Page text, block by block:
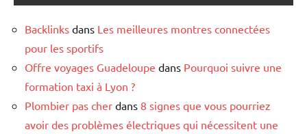
Backlinks dans Les meilleures montres connectées
pour les sportifs
Offre voyages Guadeloupe dans Pourquoi suivre une
formation taxi à Lyon ?
Plombier pas cher dans 8 signes que vous pourriez
avoir des problèmes électriques qui nécessitent une